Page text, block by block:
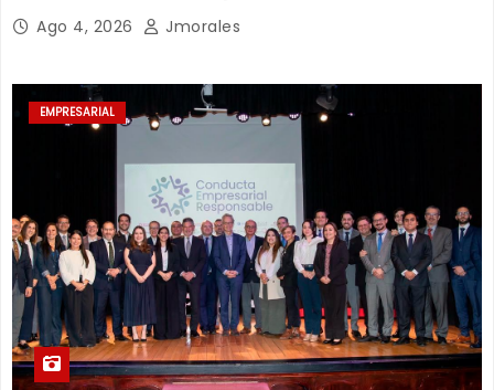
sostenible en cualquier circunstancia”
Ago 4, 2026 Jmorales
EMPRESARIAL